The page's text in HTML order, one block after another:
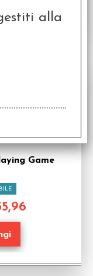
Game
alla